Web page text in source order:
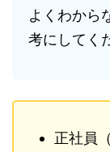
よくわから
考にしてく
正社員